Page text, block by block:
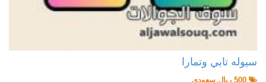
سيوله تابي وتمارا